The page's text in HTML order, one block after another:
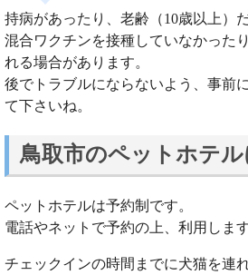
持病があったり、老齢（10歳以上）
混合ワクチンを接種していなかった
れる場合があります。
後でトラブルにならないよう、事前
て下さいね。
鳥取市のペットホテル
ペットホテルは予約制です。
電話やネットで予約の上、利用します
チェックインの時間までに犬猫を連